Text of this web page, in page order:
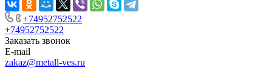
+74952752522
+74952752522
Заказать звонок
E-mail
zakaz@metall-ves.ru